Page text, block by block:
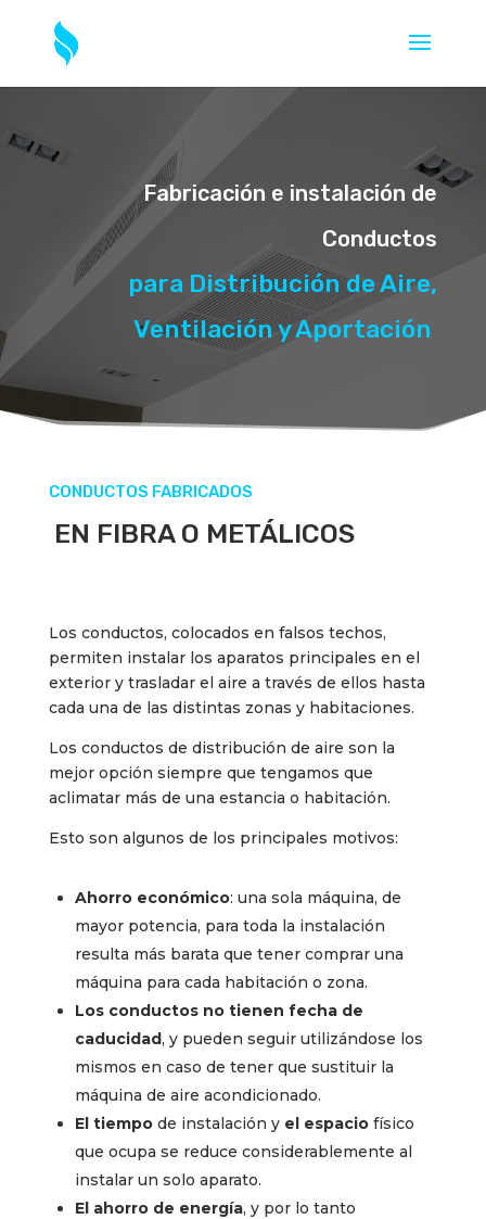
Fabricación e instalación de
Conductos
para Distribución de Aire,
Ventilación y Aportación
CONDUCTOS FABRICADOS
EN FIBRA O METÁLICOS
Los conductos, colocados en falsos techos,
permiten instalar los aparatos principales en el
exterior y trasladar el aire a través de ellos hasta
cada una de las distintas zonas y habitaciones.
Los conductos de distribución de aire son la
mejor opción siempre que tengamos que
aclimatar más de una estancia o habitación.
Esto son algunos de los principales motivos:
Ahorro económico: una sola máquina, de
mayor potencia, para toda la instalación
resulta más barata que tener comprar una
máquina para cada habitación o zona.
Los conductos no tienen fecha de
caducidad, y pueden seguir utilizándose los
mismos en caso de tener que sustituir la
máquina de aire acondicionado.
El tiempo de instalación y el espacio físico
que ocupa se reduce considerablemente al
instalar un solo aparato.
El ahorro de energía, y por lo tanto